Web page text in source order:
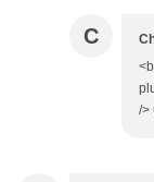
C
/>